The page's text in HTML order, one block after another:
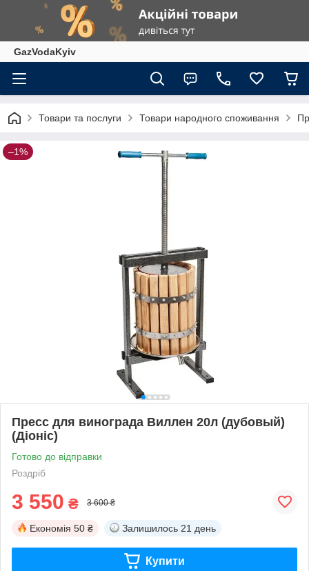
GazVodaKyiv
Товари та послуги Товари народного споживання
–1%
Пресс для винограда Виллен 20л (дубовый)
(Діоніс)
Готово до відправки
Роздріб
3 550 ₴ 3 600 ₴
Економія 50 ₴ Залишилось 21 день
Купити